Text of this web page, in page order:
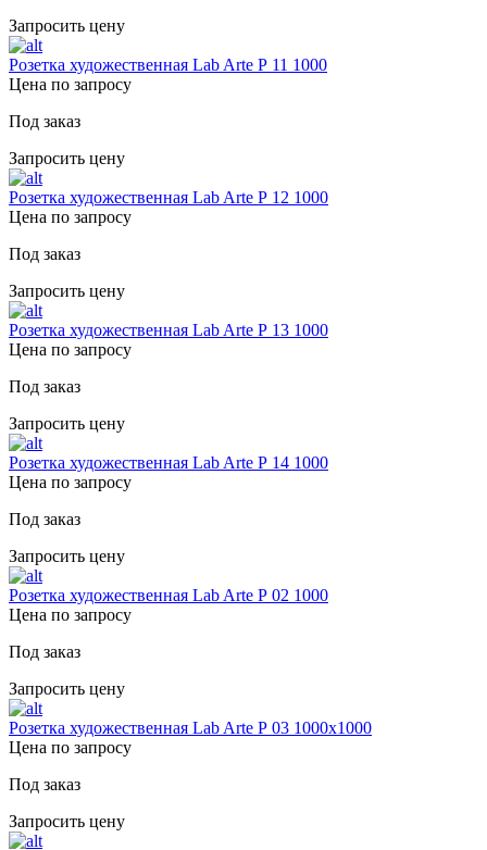
Запросить цену
Розетка художественная Lab Arte Р 11 1000
Цена по запросу
Под заказ
Запросить цену
Розетка художественная Lab Arte Р 12 1000
Цена по запросу
Под заказ
Запросить цену
Розетка художественная Lab Arte Р 13 1000
Цена по запросу
Под заказ
Запросить цену
Розетка художественная Lab Arte Р 14 1000
Цена по запросу
Под заказ
Запросить цену
Розетка художественная Lab Arte Р 02 1000
Цена по запросу
Под заказ
Запросить цену
Розетка художественная Lab Arte Р 03 1000х1000
Цена по запросу
Под заказ
Запросить цену